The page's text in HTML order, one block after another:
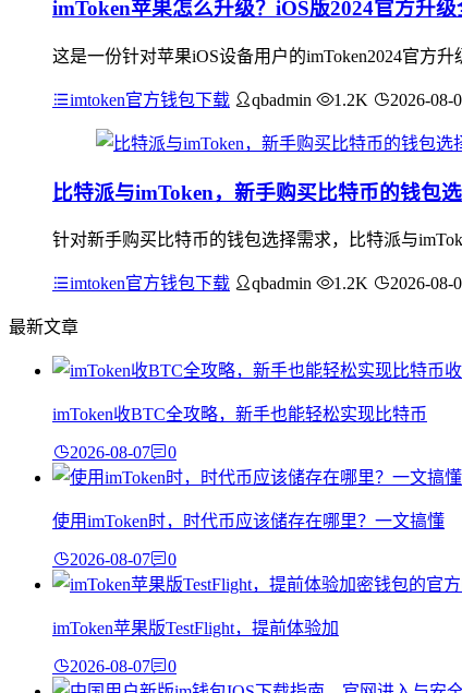
imToken苹果怎么升级？iOS版2024官方升
这是一份针对苹果iOS设备用户的imToken2024官方
imtoken官方钱包下载 qbadmin 1.2K 2026-08-
比特派与imToken，新手购买比特币的钱包
针对新手购买比特币的钱包选择需求，比特派与
imtoken官方钱包下载 qbadmin 1.2K 2026-08-
最新文章
imToken收BTC全攻略，新手也能轻松实现比特币
2026-08-07 0
使用imToken时，时代币应该储存在哪里？一文搞懂
2026-08-07 0
imToken苹果版TestFlight，提前体验加
2026-08-07 0